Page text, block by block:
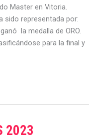
Master en Vitoria.
sido representada por:
la medalla de ORO.
para la final y
2023